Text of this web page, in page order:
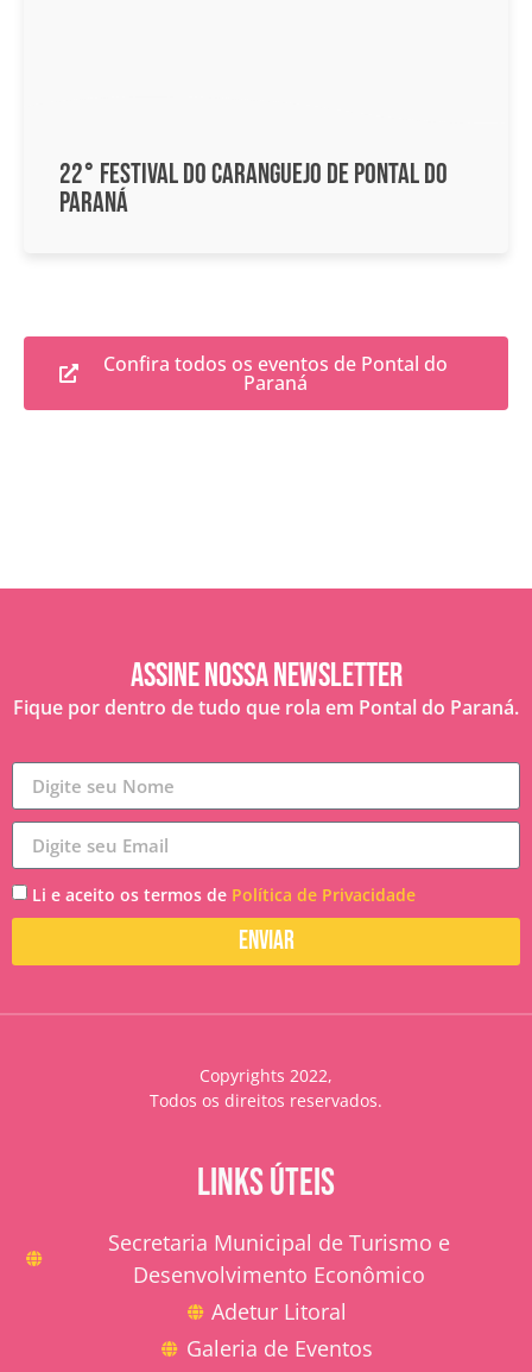
22° Festival do Caranguejo de Pontal do
Paraná
Confira todos os eventos de Pontal do
Paraná
Assine nossa Newsletter
Fique por dentro de tudo que rola em Pontal do Paraná.
Li e aceito os termos de Política de Privacidade
Enviar
Copyrights 2022,
Todos os direitos reservados.
LINKS ÚTEIS
Secretaria Municipal de Turismo e
Desenvolvimento Econômico
Adetur Litoral
Galeria de Eventos